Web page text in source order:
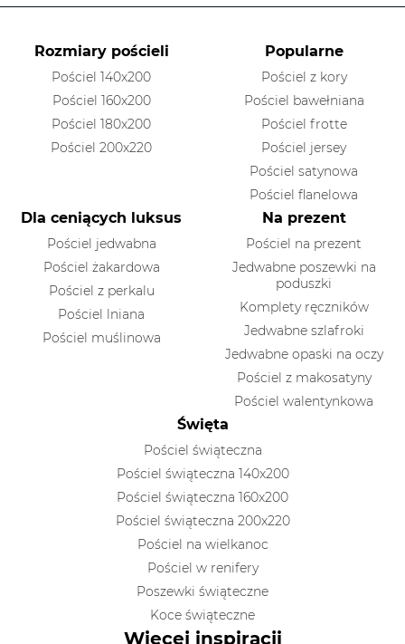
Rozmiary pościeli
Pościel 140x200
Pościel 160x200
Pościel 180x200
Pościel 200x220
Popularne
Pościel z kory
Pościel bawełniana
Pościel frotte
Pościel jersey
Pościel satynowa
Pościel flanelowa
Dla ceniących luksus
Pościel jedwabna
Pościel żakardowa
Pościel z perkalu
Pościel lniana
Pościel muślinowa
Na prezent
Pościel na prezent
Jedwabne poszewki na
poduszki
Komplety ręczników
Jedwabne szlafroki
Jedwabne opaski na oczy
Pościel z makosatyny
Pościel walentynkowa
Święta
Pościel świąteczna
Pościel świąteczna 140x200
Pościel świąteczna 160x200
Pościel świąteczna 200x220
Pościel na wielkanoc
Pościel w renifery
Poszewki świąteczne
Koce świąteczne
Więcej inspiracji